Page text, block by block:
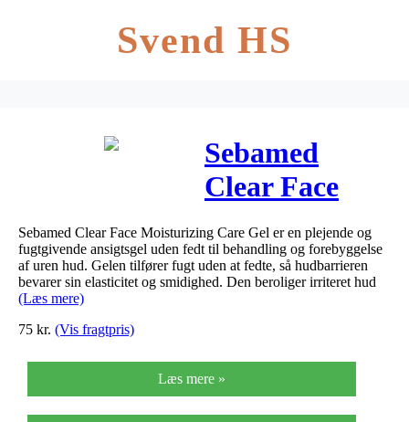
Svend HS
Sebamed
Clear Face
Moisturizing
Care Gel 50
ml
Sebamed Clear Face Moisturizing Care Gel er en plejende og
fugtgivende ansigtsgel uden fedt til behandling og forebyggelse
af uren hud. Gelen tilfører fugt uden at fedte, så hudbarrieren
bevarer sin elasticitet og smidighed. Den beroliger irriteret hud
(Læs mere)
75 kr. (Vis fragtpris)
Læs mere »